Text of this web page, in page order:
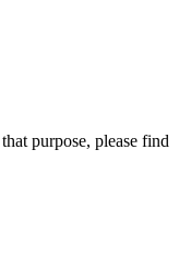
purpose, please find